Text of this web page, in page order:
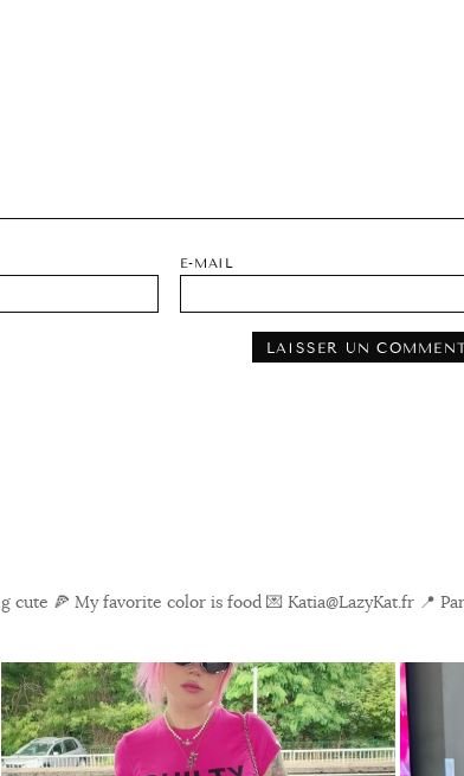
E-MAIL
cute 🍕 My favorite color is food 💌 Katia@LazyKat.fr 📍